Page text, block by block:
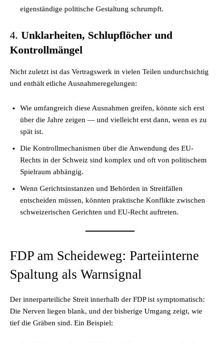
eigenständige politische Gestaltung schrumpft.
4. Unklarheiten, Schlupflöcher und
Kontrollmängel
Nicht zuletzt ist das Vertragswerk in vielen Teilen undurchsichtig
und enthält etliche Ausnahmeregelungen:
Wie umfangreich diese Ausnahmen greifen, könnte sich erst
über die Jahre zeigen — und vielleicht erst dann, wenn es zu
spät ist.
Die Kontrollmechanismen über die Anwendung des EU-
Rechts in der Schweiz sind komplex und oft von politischem
Spielraum abhängig.
Wenn Gerichtsinstanzen und Behörden in Streitfällen
entscheiden müssen, könnten praktische Konflikte zwischen
schweizerischen Gerichten und EU-Recht auftreten.
FDP am Scheideweg: Parteiinterne
Spaltung als Warnsignal
Der innerparteiliche Streit innerhalb der FDP ist symptomatisch:
Die Nerven liegen blank, und der bisherige Umgang zeigt, wie
tief die Gräben sind. Ein Beispiel: